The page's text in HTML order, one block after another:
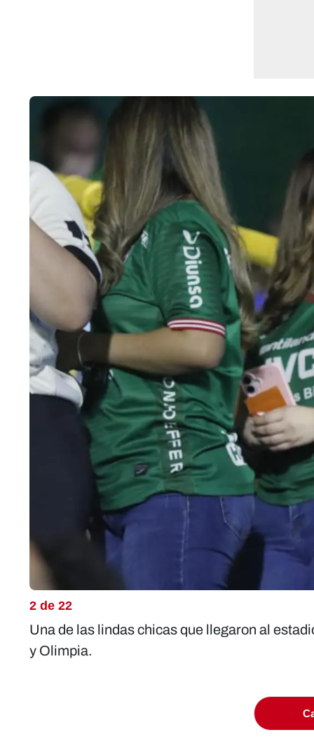
2 de 22
Una de las lindas chicas que llegaron al
y Olimpia.